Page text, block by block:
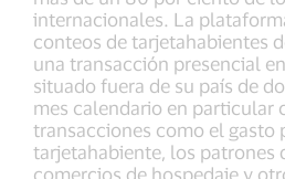
internacionales. La
conteos de tarjetahabientes
una transacción presencial
situado fuera de su país de
mes calendario en particular
transacciones como el gasto
tarjetahabiente, los patrones
comercios de hospedaje y